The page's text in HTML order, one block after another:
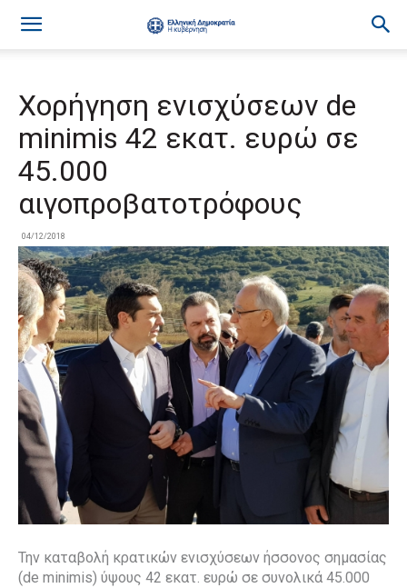
Χορήγηση ενισχύσεων de
minimis 42 εκατ. ευρώ σε
45.000
αιγοπροβατοτρόφους
04/12/2018
Την καταβολή κρατικών ενισχύσεων ήσσονος σημασίας
(de minimis) ύψους 42 εκατ. ευρώ σε συνολικά 45.000